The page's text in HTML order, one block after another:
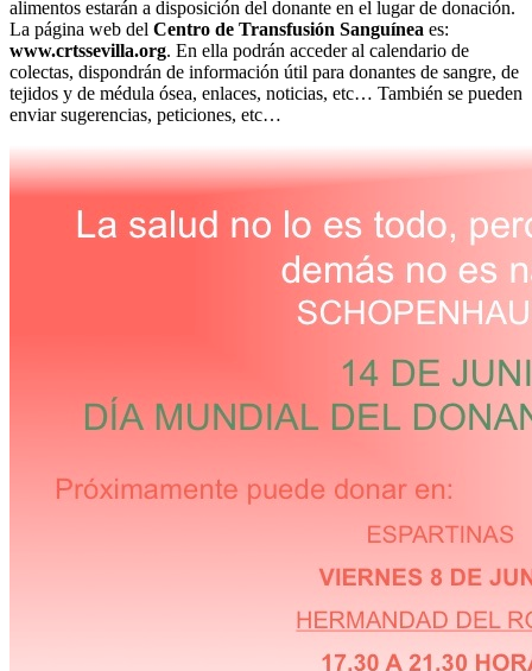
alimentos estarán a disposición del donante en el lugar de donación.
La página web del Centro de Transfusión Sanguínea es:
www.crtssevilla.org. En ella podrán acceder al calendario de
colectas, dispondrán de información útil para donantes de sangre, de
tejidos y de médula ósea, enlaces, noticias, etc… También se pueden
enviar sugerencias, peticiones, etc…